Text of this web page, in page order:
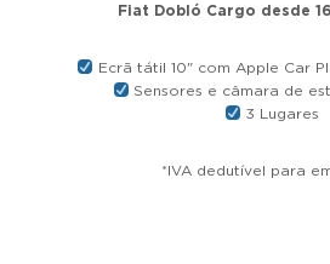
Fiat Dobló Cargo desde
Ecrã tátil 10" com Apple Car
Sensores e câmara de
3 Lugares
*IVA dedutível para